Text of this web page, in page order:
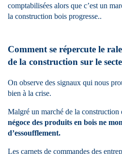
comptabilisées alors que c’est un
la construction bois progresse..
Comment se répercute le
de la construction sur le
On observe des signaux qui nous
bien à la crise.
Malgré un marché de la construction
négoce des produits en bois ne
d’essoufflement.
Les carnets de commandes des